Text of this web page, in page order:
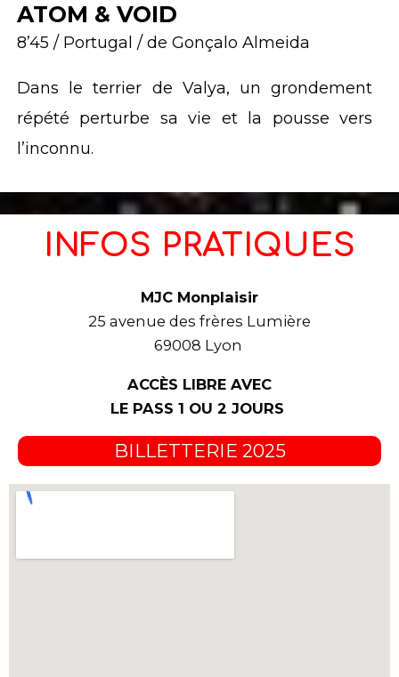
ATOM & VOID
8’45 / Portugal / de Gonçalo Almeida
Dans le terrier de Valya, un grondement
répété perturbe sa vie et la pousse vers
l’inconnu.
INFOS PRATIQUES
MJC Monplaisir
25 avenue des frères Lumière
69008 Lyon
ACCÈS LIBRE AVEC
LE PASS 1 OU 2 JOURS
BILLETTERIE 2025